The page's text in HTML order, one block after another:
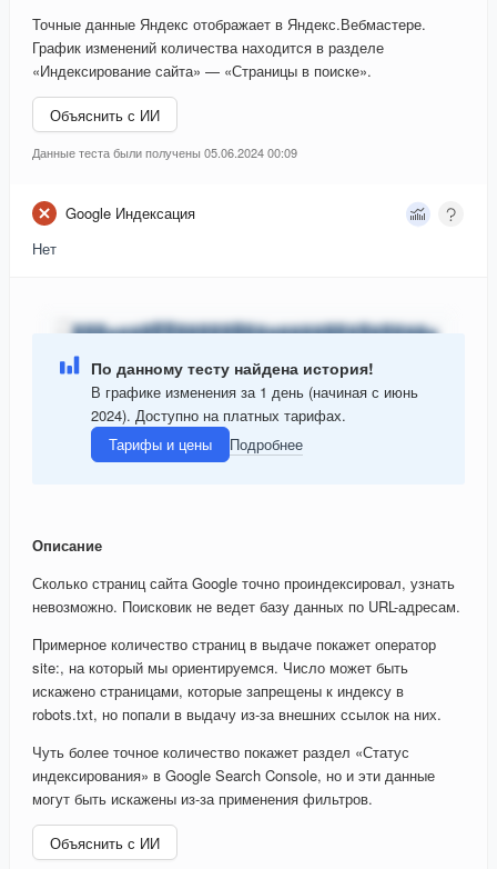
Точные данные Яндекс отображает в Яндекс.Вебмастере.
График изменений количества находится в разделе
«Индексирование сайта» — «Страницы в поиске».
Объяснить с ИИ
Данные теста были получены 05.06.2024 00:09
Google Индексация
Нет
По данному тесту найдена история!
В графике изменения за 1 день (начиная с июнь
2024). Доступно на платных тарифах.
Тарифы и цены
Подробнее
Описание
Сколько страниц сайта Google точно проиндексировал, узнать
невозможно. Поисковик не ведет базу данных по URL-адресам.
Примерное количество страниц в выдаче покажет оператор
site:, на который мы ориентируемся. Число может быть
искажено страницами, которые запрещены к индексу в
robots.txt, но попали в выдачу из-за внешних ссылок на них.
Чуть более точное количество покажет раздел «Статус
индексирования» в Google Search Console, но и эти данные
могут быть искажены из-за применения фильтров.
Объяснить с ИИ